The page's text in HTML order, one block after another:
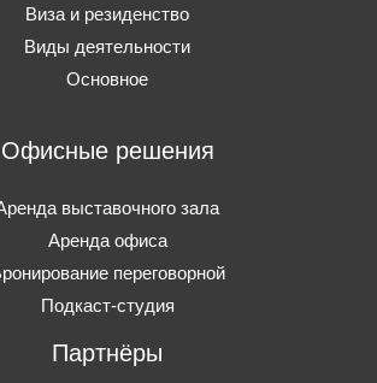
Виза и резиденство
Виды деятельности
Основное
Офисные решения
выставочного зала
Аренда офиса
переговорной
Подкаст-студия
Партнёры